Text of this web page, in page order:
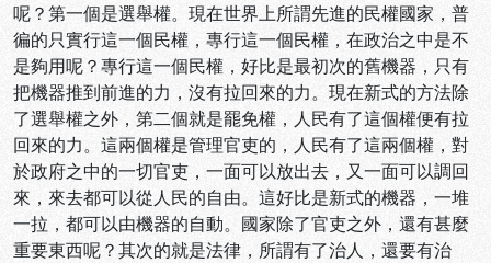
呢？第一個是選舉權。現在世界上所謂先進的民權國家，普
徧的只實行這一個民權，專行這一個民權，在政治之中是不
是夠用呢？專行這一個民權，好比是最初次的舊機器，只有
把機器推到前進的力，沒有拉回來的力。現在新式的方法除
了選舉權之外，第二個就是罷免權，人民有了這個權便有拉
回來的力。這兩個權是管理官吏的，人民有了這兩個權，對
於政府之中的一切官吏，一面可以放出去，又一面可以調回
來，來去都可以從人民的自由。這好比是新式的機器，一堆
一拉，都可以由機器的自動。國家除了官吏之外，還有甚麼
重要東西呢？其次的就是法律，所謂有了治人，還要有治